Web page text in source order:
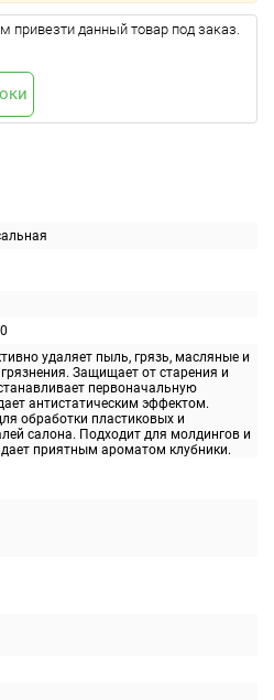
удаляет пыль, грязь, масляные и
Защищает от старения и
первоначальную
антистатическим эффектом.
обработки пластиковых и
салона. Подходит для молдингов и
приятным ароматом клубники.
данный товар под заказ.